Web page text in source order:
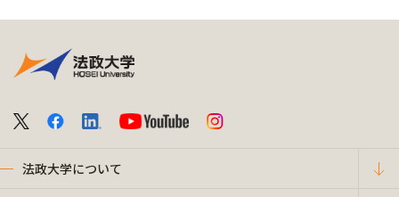
法政大学について